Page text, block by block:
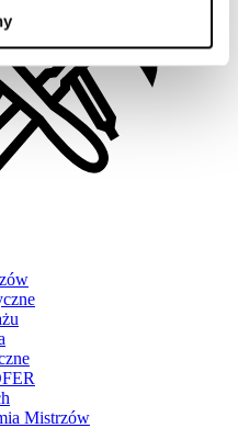
Mistrzów